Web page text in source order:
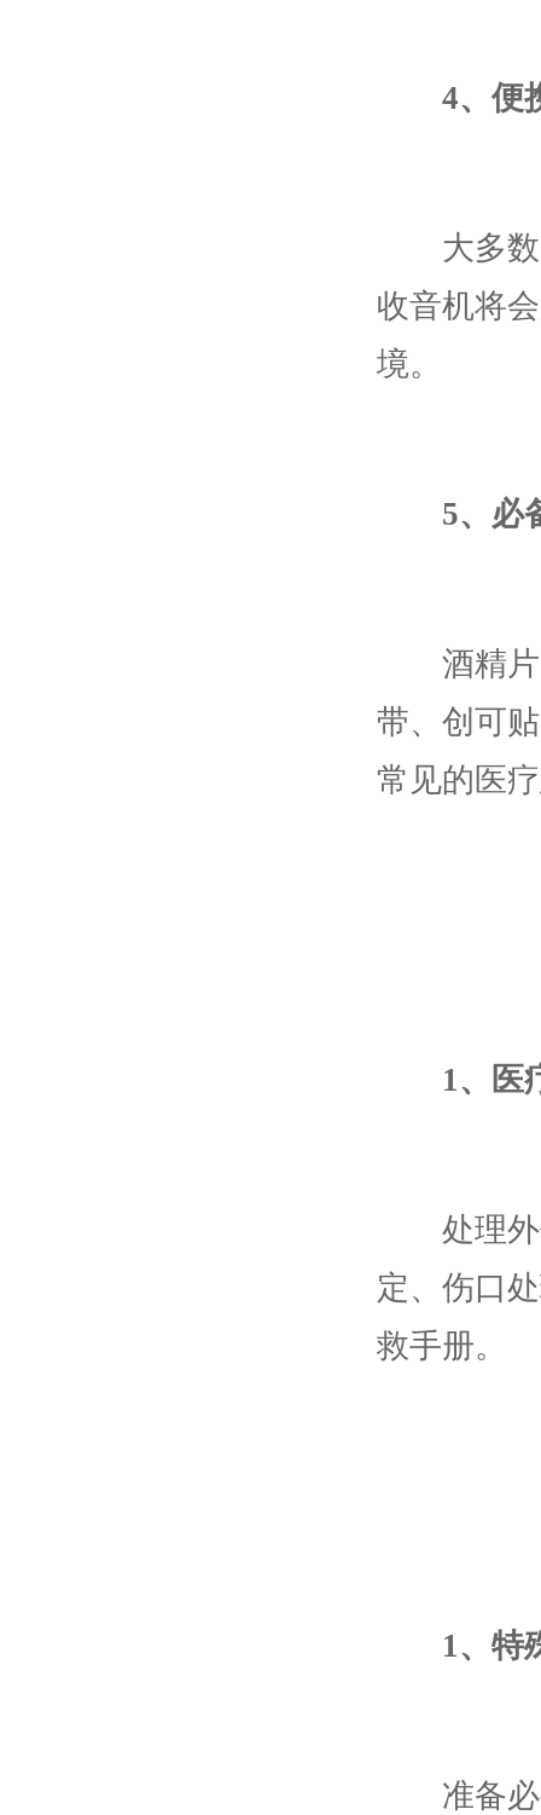
4、便
大多数
收音机将
境。
5、必
酒精片
带、创可
常见的医
1、医
处理外
定、伤口
救手册。
1、特
准备必